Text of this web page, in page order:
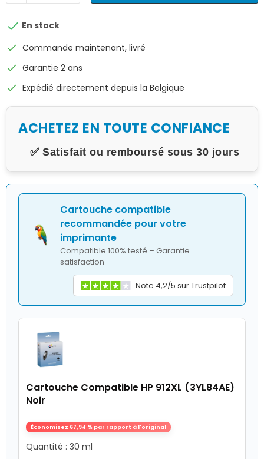
 En stock
check Commande maintenant, livré
check Garantie 2 ans
check Expédié directement depuis la Belgique
ACHETEZ EN TOUTE CONFIANCE
✅ Satisfait ou remboursé sous 30 jours
Cartouche compatible
recommandée pour votre
imprimante
Compatible 100% testé – Garantie
satisfaction
Note 4,2/5 sur Trustpilot
Cartouche Compatible HP 912XL (3YL84AE)
Noir
Économisez 67,94 % par rapport à l'original
Quantité : 30 ml